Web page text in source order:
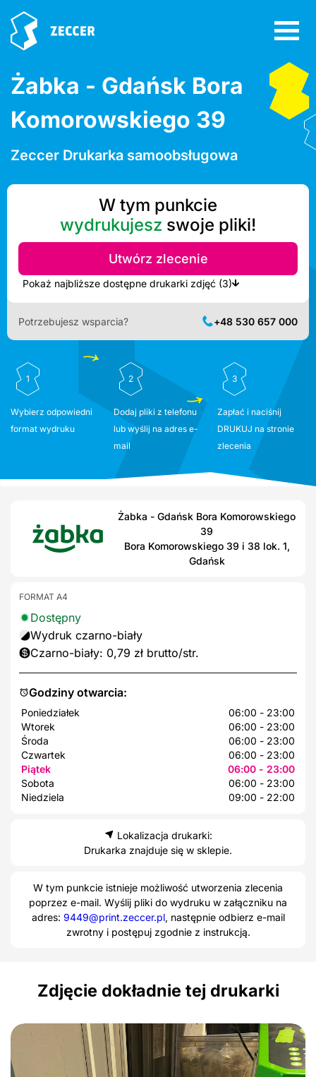
Żabka - Gdańsk Bora
Komorowskiego 39
Zeccer Drukarka samoobsługowa
W tym punkcie
wydrukujesz swoje pliki!
Utwórz zlecenie
Pokaż najbliższe dostępne drukarki zdjęć (3)
Potrzebujesz wsparcia? +48 530 657 000
1
Wybierz odpowiedni
format wydruku
2
Dodaj pliki z telefonu
lub wyślij na adres e-
mail
3
Zapłać i naciśnij
DRUKUJ na stronie
zlecenia
Żabka - Gdańsk Bora Komorowskiego
39
Bora Komorowskiego 39 i 38 lok. 1,
Gdańsk
Godziny otwarcia:
Poniedziałek
06:00 - 23:00
Wtorek
06:00 - 23:00
Środa
06:00 - 23:00
Czwartek
06:00 - 23:00
Piątek
06:00 - 23:00
Sobota
06:00 - 23:00
Niedziela
09:00 - 22:00
FORMAT A4
Dostępny
Wydruk czarno-biały
Czarno-biały: 0,79 zł brutto/str.
Lokalizacja drukarki:
Drukarka znajduje się w sklepie.
W tym punkcie istnieje możliwość utworzenia zlecenia
poprzez e-mail. Wyślij pliki do wydruku w załączniku na
adres: 9449@print.zeccer.pl, następnie odbierz e-mail
zwrotny i postępuj zgodnie z instrukcją.
Zdjęcie dokładnie tej drukarki